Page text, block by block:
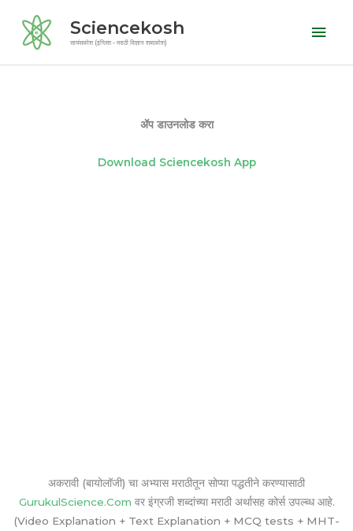
content
Sciencekosh
सायंसकोश (इंग्लिश - मराठी विज्ञान शब्दकोश)
ॲप डाउनलोड करा
Download Sciencekosh App
अकरावी (बायोलॉजी) चा अभ्यास मराठीतून सोप्या पद्धतीने करण्यासाठी
GurukulScience.Com वर इंग्रजी शब्दांच्या मराठी अर्थासह कोर्स उपल्ब्ध आहे.
(Video Explanation + Text Explanation + MCQ tests + MHT-